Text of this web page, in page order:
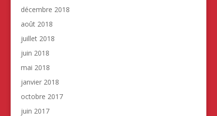
décembre 2018
août 2018
juillet 2018
juin 2018
mai 2018
janvier 2018
octobre 2017
juin 2017